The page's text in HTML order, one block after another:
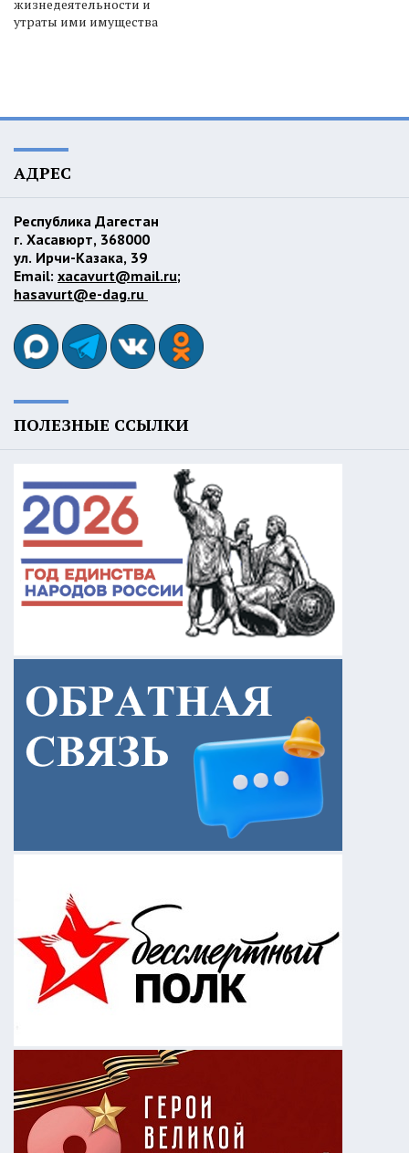
жизнедеятельности и
утраты ими имущества
АДРЕС
Республика Дагестан
г. Хасавюрт, 368000
ул. Ирчи-Казака, 39
Email: xacavurt@mail.ru;
hasavurt@e-dag.ru
ПОЛЕЗНЫЕ ССЫЛКИ